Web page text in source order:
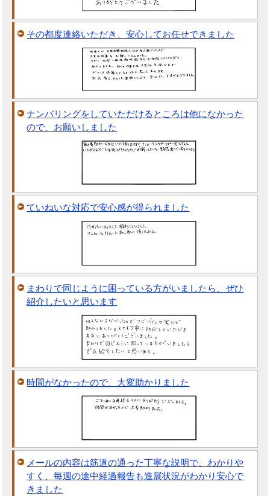
その都度連絡いただき、安心してお任せできました
ナンバリングをしていただけるところは他になかった
ので、お願いしました
ていねいな対応で安心感が得られました
まわりで同じように困っている方がいましたら、ぜひ
紹介したいと思います
時間がなかったので、大変助かりました
メールの内容は筋道の通った丁寧な説明で、わかりや
すく、毎週の途中経過報告も進展状況がわかり安心で
きました